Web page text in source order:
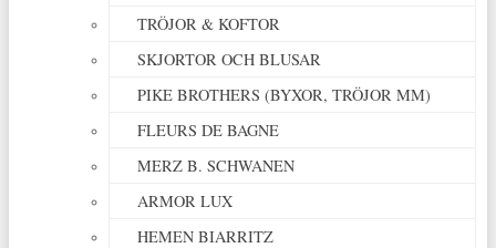
TRÖJOR & KOFTOR
SKJORTOR OCH BLUSAR
PIKE BROTHERS (BYXOR, TRÖJOR MM)
FLEURS DE BAGNE
MERZ B. SCHWANEN
ARMOR LUX
HEMEN BIARRITZ